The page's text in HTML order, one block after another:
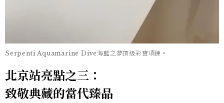
Serpenti Aquamarine Dive海藍之夢頂級彩寶項鍊。
北京站亮點之三：
致敬典藏的當代臻品